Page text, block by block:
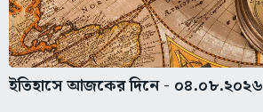
ইতিহাসে আজকের দিনে - ০৪.০৮.২০২৬